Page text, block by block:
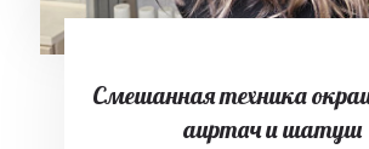
Смешанная техника
аиртач и шатуш